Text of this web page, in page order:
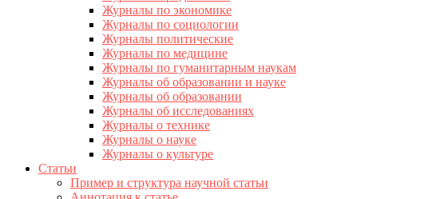
Журналы по экономике
Журналы по социологии
Журналы политические
Журналы по медицине
Журналы по гуманитарным наукам
Журналы об образовании и науке
Журналы об образовании
Журналы об исследованиях
Журналы о технике
Журналы о науке
Журналы о культуре
Статьи
Пример и структура научной статьи